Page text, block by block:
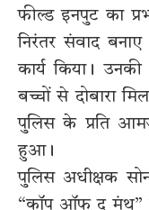
फील्ड इनपुट का
निरंतर संवाद
कार्य किया।
बच्चों से दोबारा
पुलिस के प्रति
हुआ।
पुलिस अधीक्षक
“कॉप ऑफ द मंथ”